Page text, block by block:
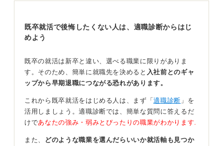
な人がいたから続かなかった」というのが1回目ならまだ
しも、2回とも同じ理由だった場合は「世の中どこにでも
自分の弱点を認め対応策をしっかり示そう
そのため自身の考え方の癖のようなものに向き合う必要
があるかなと思います。
対にいます。
既卒就活で後悔したくない人は、適職診断からはじ
めよう
既卒の就活は新卒と違い、選べる職業に限りがありま
す。そのため、簡単に就職先を決めると 入社前とのギャ
ップから早期退職につながる恐れがあります。
これから既卒就活をはじめる人は、まず「適職診断 」を
活用しましょう。適職診断では、簡単な質問に答えるだ
けであなたの強み・弱みとぴったりの職業がわかります.
また、
どのような職業を選んだらいいか就活軸も見つか